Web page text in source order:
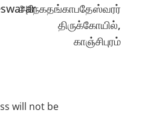
அநேகதங்காபதேஸ்வரர்
திருக்கோயில்,
காஞ்சிபுரம்
will not be